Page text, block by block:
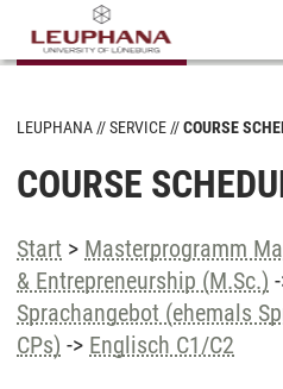
LEUPHANA SERVICE COURSE
COURSE
Start > Masterprogramm
& Entrepreneurship (M.Sc.)
Sprachangebot (ehemals
CPs) -> Englisch C1/C2